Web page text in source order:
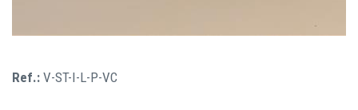
Ref.: V-ST-I-L-P-VC